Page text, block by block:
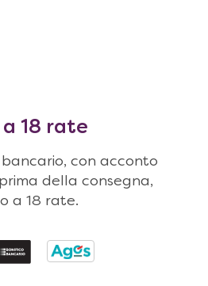
18 rate
con acconto
della consegna,
a 18 rate.